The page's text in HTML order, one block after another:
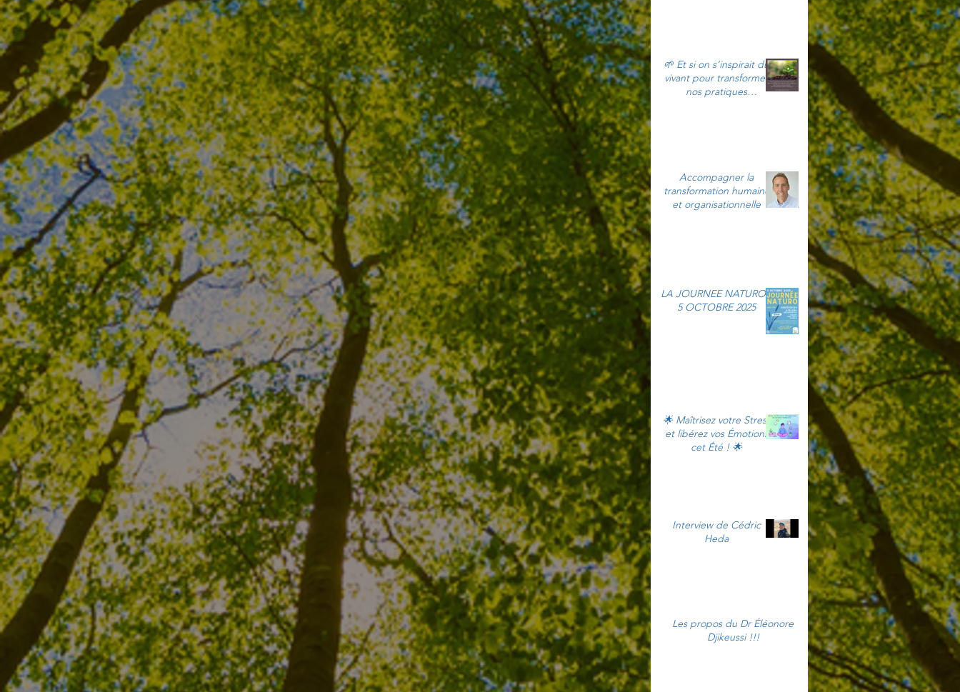
🌱 Et si on s’inspirait du
vivant pour transformer
nos pratiques
Accompagner la
transformation humaine
et organisationnelle
LA JOURNEE NATURO -
5 OCTOBRE 2025
🌟 Maîtrisez votre Stress
et libérez vos Émotions
cet Été ! 🌟
Interview de Cédric
Heda
Les propos du Dr Éléonore
Djikeussi !!!